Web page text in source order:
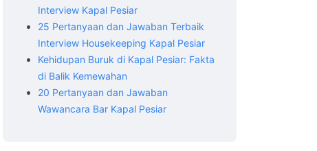
Interview Kapal Pesiar
25 Pertanyaan dan Jawaban Terbaik
Interview Housekeeping Kapal Pesiar
Kehidupan Buruk di Kapal Pesiar: Fakta
di Balik Kemewahan
20 Pertanyaan dan Jawaban
Wawancara Bar Kapal Pesiar